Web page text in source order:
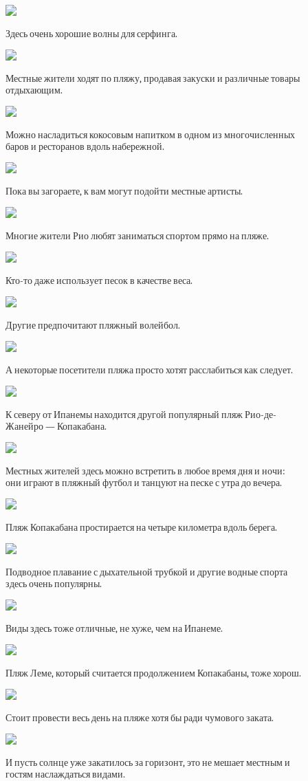
Здесь очень хорошие волны для серфинга.
Местные жители ходят по пляжу, продавая закуски и различные товары
отдыхающим.
Можно насладиться кокосовым напитком в одном из многочисленных
баров и ресторанов вдоль набережной.
Пока вы загораете, к вам могут подойти местные артисты.
Многие жители Рио любят заниматься спортом прямо на пляже.
Кто-то даже использует песок в качестве веса.
Другие предпочитают пляжный волейбол.
А некоторые посетители пляжа просто хотят расслабиться как следует.
К северу от Ипанемы находится другой популярный пляж Рио-де-
Жанейро — Копакабана.
Местных жителей здесь можно встретить в любое время дня и ночи:
они играют в пляжный футбол и танцуют на песке с утра до вечера.
Пляж Копакабана простирается на четыре километра вдоль берега.
Подводное плавание с дыхательной трубкой и другие водные спорта
здесь очень популярны.
Виды здесь тоже отличные, не хуже, чем на Ипанеме.
Пляж Леме, который считается продолжением Копакабаны, тоже хорош.
Стоит провести весь день на пляже хотя бы ради чумового заката.
И пусть солнце уже закатилось за горизонт, это не мешает местным и
гостям наслаждаться видами.